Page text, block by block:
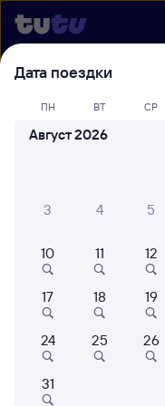
Выберите
билеты
22 года работаем
Куда
Когда
Кто едет
Дата поездки
ПН ВТ СР
Август 2026
3 4 5
10 11 12
17 18 19
24 25 26
31